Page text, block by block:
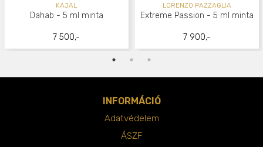
7 500,-
KAJAL
Dahab - 5 ml minta
7 900,-
LORENZO PAZZAGLIA
Extreme Passion - 5 ml minta
INFORMÁCIÓ
Adatvédelem
ÁSZF